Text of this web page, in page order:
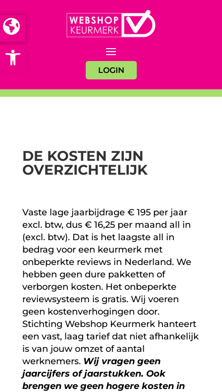
Open toolbar
LOGIN
DE KOSTEN ZIJN
OVERZICHTELIJK
Vaste lage jaarbijdrage € 195 per jaar
excl. btw, dus € 16,25 per maand all in
(excl. btw). Dat is het laagste all in
bedrag voor een keurmerk met
onbeperkte reviews in Nederland. We
hebben geen dure pakketten of
verborgen kosten. Het onbeperkte
reviewsysteem is gratis. Wij voeren
geen kostenverhogingen door.
Stichting Webshop Keurmerk hanteert
een vast, laag tarief dat niet afhankelijk
is van jouw omzet of aantal
werknemers. Wij vragen geen
jaarcijfers of jaarstukken. Ook
brengen we geen hogere kosten in